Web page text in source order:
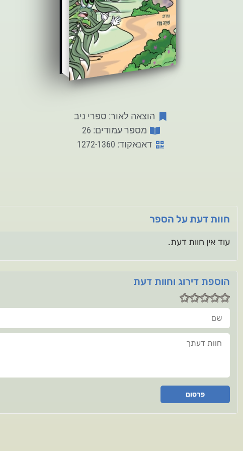
הוצאה לאור: ספרי ניב
מספר עמודים: 26
דאנאקוד: 1272-1360
חוות דעת על הספר
עוד אין חוות דעת.
הוספת דירוג וחוות דעת
שם
חוות דעתך
פרסום